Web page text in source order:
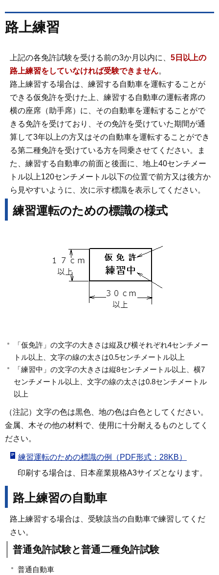
路上練習
上記の各免許試験を受ける前の3か月以内に、 5日以上の
路上練習をしていなければ受験できません。
路上練習する場合は、練習する自動車を運転することが
できる仮免許を受けた上、練習する自動車の運転者席の
横の座席（助手席）に、その自動車を運転することがで
きる免許を受けており、その免許を受けていた期間が通
算して3年以上の方又はその自動車を運転することができ
る第二種免許を受けている方を同乗させてください。ま
た、練習する自動車の前面と後面に、地上40センチメー
トル以上120センチメートル以下の位置で前方又は後方か
ら見やすいように、次に示す標識を表示してください。
練習運転のための標識の様式
「仮免許」の文字の大きさは縦及び横それぞれ4センチメー
トル以上、文字の線の太さは0.5センチメートル以上
「練習中」の文字の大きさは縦8センチメートル以上、横7
センチメートル以上、文字の線の太さは0.8センチメートル
以上
（注記）文字の色は黒色、地の色は白色としてください。
金属、木その他の材料で、使用に十分耐えるものとしてく
ださい。
練習運転のための標識の例（PDF形式：28KB）
印刷する場合は、日本産業規格A3サイズとなります。
路上練習の自動車
路上練習する場合は、受験該当の自動車で練習してくだ
さい。
普通免許試験と普通二種免許試験
普通自動車